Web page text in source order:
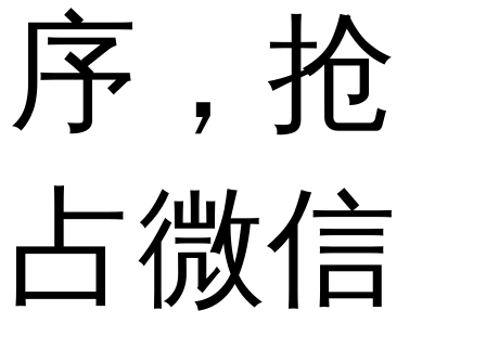
序，抢
占微信